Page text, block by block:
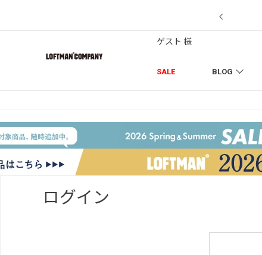
SALE BLOG
ゲスト 様
ログイン